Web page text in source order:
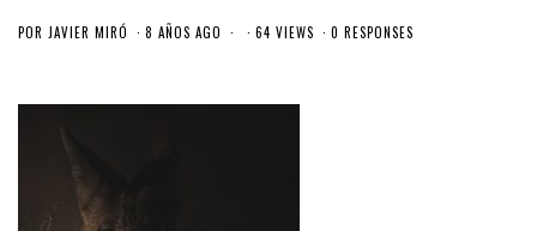
POR JAVIER MIRÓ 8 AÑOS AGO 64 VIEWS 0 RESPONSES